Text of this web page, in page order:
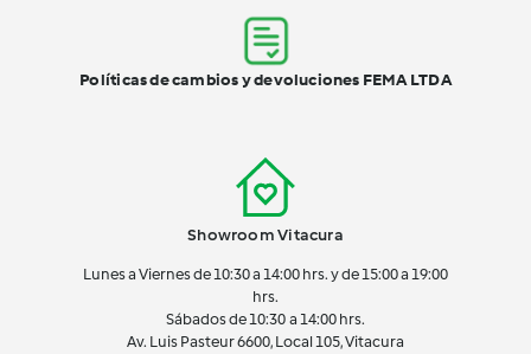
Showroom Vitacura
Lunes a Viernes de 10:30 a 14:00 hrs. y de 15:00 a 19:00
hrs.
Sábados de 10:30 a 14:00 hrs.
Av. Luis Pasteur 6600, Local 105, Vitacura
Políticas de cambios y devoluciones FEMA LTDA